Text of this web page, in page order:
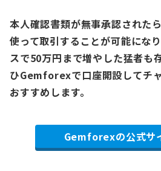
本人確認書類が無事承認された
使って取引することが可能にな
スで50万円まで増やした猛者も
ひGemforexで口座開設してチ
おすすめします。
Gemforexの公式サ